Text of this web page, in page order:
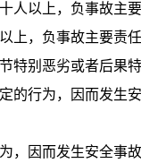
人以上，负事故主
上，负事故主要责
特别恶劣或者后果
的行为，因而发生
，因而发生安全事